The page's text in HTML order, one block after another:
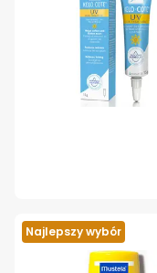
Najlepszy wybór